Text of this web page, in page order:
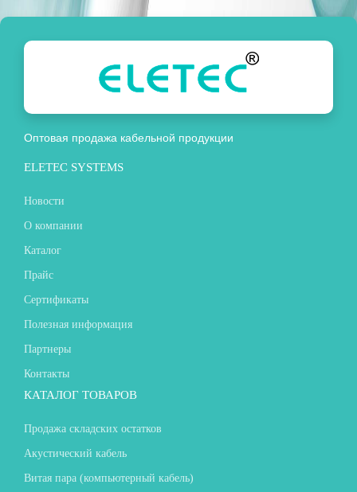
Оптовая продажа кабельной продукции
ELETEC SYSTEMS
Новости
О компании
Каталог
Прайс
Сертификаты
Полезная информация
Партнеры
Контакты
КАТАЛОГ ТОВАРОВ
Продажа складских остатков
Акустический кабель
Витая пара (компьютерный кабель)